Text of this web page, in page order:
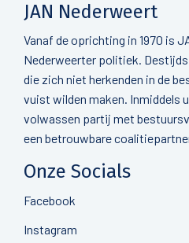
JAN Nederweert
Vanaf de oprichting in 1970 is
Nederweerter politiek.
die zich niet herkenden in de
vuist wilden maken. Inmiddels
volwassen partij met
een betrouwbare
Onze Socials
Facebook
Instagram